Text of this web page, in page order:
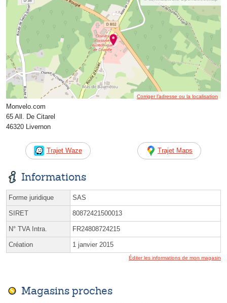
Corriger l’adresse ou la localisation
Monvelo.com
65 All. De Citarel
46320 Livernon
Trajet Waze Trajet Maps
Informations
Forme juridique SAS
SIRET 80872421500013
N° TVA Intra. FR24808724215
Création 1 janvier 2015
Éditer les informations de mon magasin
Magasins proches